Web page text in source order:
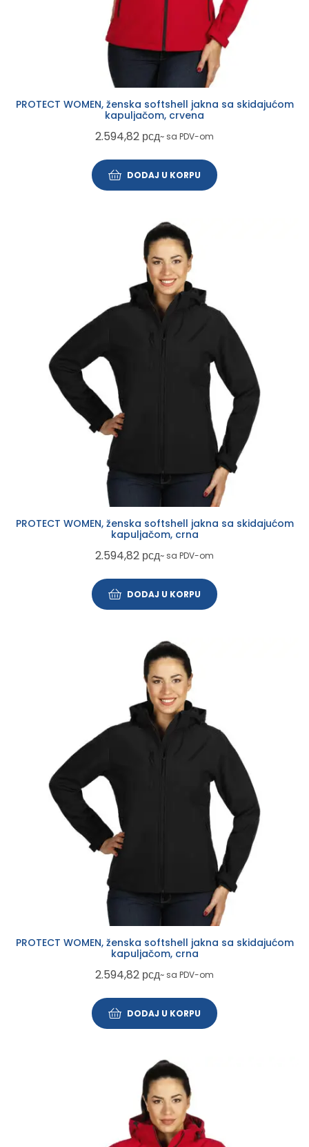
PROTECT WOMEN, ženska softshell jakna sa skidajućom
kapuljačom, crvena
2.594,82 рсд~ sa PDV-om
DODAJ U KORPU
PROTECT WOMEN, ženska softshell jakna sa skidajućom
kapuljačom, crna
2.594,82 рсд~ sa PDV-om
DODAJ U KORPU
PROTECT WOMEN, ženska softshell jakna sa skidajućom
kapuljačom, crna
2.594,82 рсд~ sa PDV-om
DODAJ U KORPU